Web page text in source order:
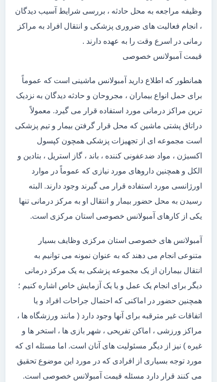
وظیفه مراجعه به محل حادثه ، بررسی شرایط آسیب دیدگان
، انجام فعالیت های ضروری پزشکی و انتقال افراد به مراکز
رمانی در اسرع وقت را به عهده دارند .
قیمت آمبولانس خصوصی
همانطور که اطلاع دارید آمبولانس ماشینی است که عموماً
برای حمل انواع بیماران ، مجروحان و حادثه دیدگان به نزدیک
ترین مراکز درمانی مورد استفاده قرار می گیرد. معمولاً
دراتاق پشتی ماشین که محل قرار گرفتن بیمار و تیم پزشکی
است مجموعه ای از تجهیزات پزشکی همچون کپسول
اکسیژن ، مواد ضدعفونی کننده ، باند ، گاز استریل ، بتادین و
الکل و همچنین داروهای مورد نیازی که عموماً در موارد
اورژانسی مورد استفاده قرار می گیرند وجود دارند. البته
رسیدن به محل حضور بیمار و انتقال او به مرکز درمانی تنها
یکی از کارهای آمبولانس خصوصی استان مرکزی است.
آمبولانس های خصوصی استان مرکزی وظایف بسیار
متنوعی انجام می دهند که به عنوان نمونه می توانیم به
انتقال بیماران از یک مجموعه پزشکی به یک مرکز درمانی
دیگر برای انجام یک عمل و یا یک آزمایش خاص اشاره کنیم ؛
همچنین حضور در اماکنی که احتمال جراحات افراد و یا
اتفاقات غیر مترقبه برای آنها وجود دارد ( مانند ورزشگاه ها ،
مراکز ورزشی ، اماکن تفریحی ، شهر بازی ها ، استخر ها و
غیره ) نیز از دیگر مسئولیت های آنان است. اما مسئله ای که
مورد توجه بسیاری از افرادی که در مورد این موضوع تحقیق
می کنند قرار دارد مسئله قیمت آمبولانس خصوصی است.